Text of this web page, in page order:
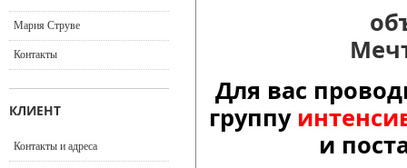
Для вас
группу
и
Мария Струве
Контакты
КЛИЕНТ
Контакты и адреса